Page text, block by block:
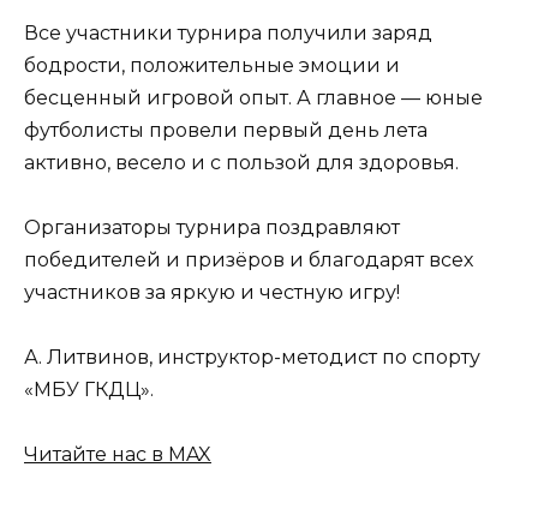
Все участники турнира получили заряд
бодрости, положительные эмоции и
бесценный игровой опыт. А главное — юные
футболисты провели первый день лета
активно, весело и с пользой для здоровья.
Организаторы турнира поздравляют
победителей и призёров и благодарят всех
участников за яркую и честную игру!
А. Литвинов, инструктор-методист по спорту
«МБУ ГКДЦ».
Читайте нас в MAX